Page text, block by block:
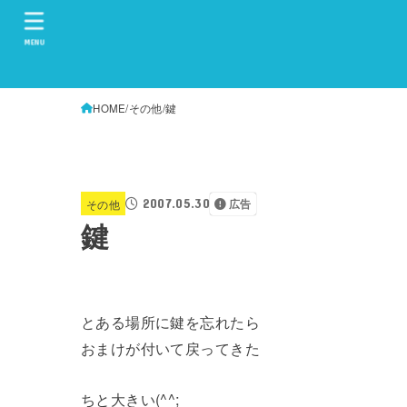
MENU
HOME その他 鍵
その他 2007.05.30 広告
鍵
とある場所に鍵を忘れたら
おまけが付いて戻ってきた
ちと大きい(^^;